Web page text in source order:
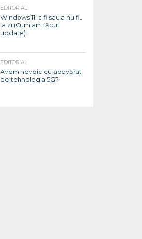
EDITORIAL
Windows 11: a fi sau a nu fi…
la zi (Cum am făcut
update)
EDITORIAL
Avem nevoie cu adevărat
de tehnologia 5G?